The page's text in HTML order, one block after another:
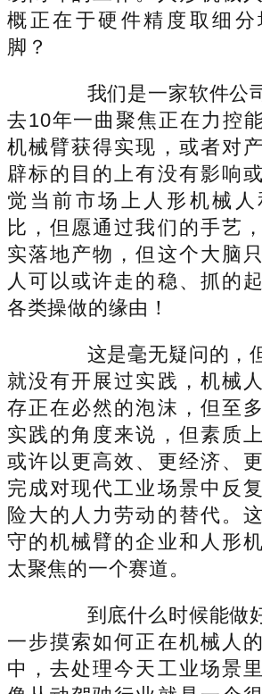
概正在于硬件精度取细
脚？
我们是一家软件公
去10年一曲聚焦正在力控
机械臂获得实现，或者对
辟标的目的上有没有影响
觉当前市场上人形机械人
比，但愿通过我们的手艺
实落地产物，但这个大脑
人可以或许走的稳、抓的
各类操做的缘由！
这是毫无疑问的，但
就没有开展过实践，机械
存正在必然的泡沫，但至
实践的角度来说，但素质
或许以更高效、更经济、
完成对现代工业场景中反
险大的人力劳动的替代。
守的机械臂的企业和人形
太聚焦的一个赛道。
到底什么时候能做
一步摸索如何正在机械人
中，去处理今天工业场景